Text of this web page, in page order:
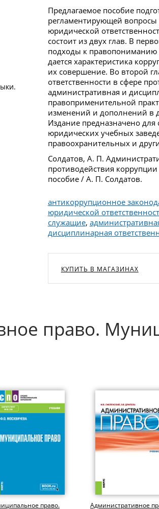
Предлагаемое пособие
регламентирующей
юридической
состоит из двух глав. В
подходы к правопониманию
дается характеристика
их совершение. Во второй
ответственности в сфере
административная и
правоприменительной
изменений и дополнений в
Издание предназначено для
юридических учебных
правоохранительных и
Солдатов, А. П.
противодействия
пособие / А. П. Солдатов.
антикоррупционное
юридической
служащие,
дисциплинарная
КУПИТЬ В МАГАЗИНАХ
право.
право.
Административное